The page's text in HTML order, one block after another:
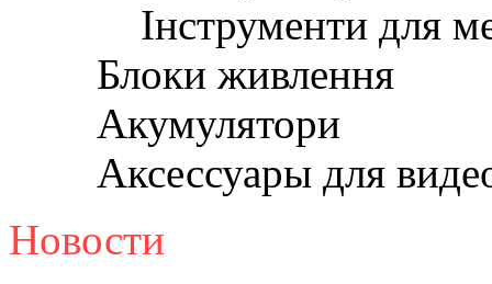
Інструменти для
Блоки живлення
Акумулятори
Аксессуары для
Новости